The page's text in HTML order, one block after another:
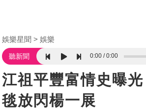
娛樂星聞 娛樂
聽新聞 0:00 0:00
江祖平豐富情史曝
毯放閃楊一展